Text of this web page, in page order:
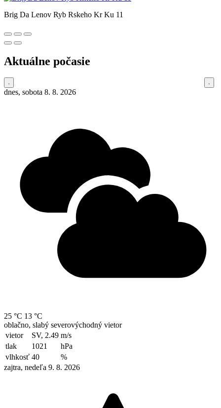
Brig Da Lenov Ryb Rskeho Kr Ku 11
Aktuálne počasie
dnes, sobota 8. 8. 2026
25 °C 13 °C
oblačno, slabý severovýchodný vietor
vietor
SV, 2.49 m/s
tlak
1021
hPa
vlhkosť 40
%
zajtra, nedeľa 9. 8. 2026